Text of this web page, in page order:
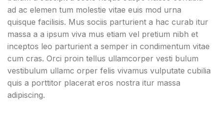
ad ac elemen tum molestie vitae euis mod urna
quisque facilisis. Mus sociis parturient a hac curab itur
massa a a ipsum viva mus etiam vel pretium nibh et
inceptos leo parturient a semper in condimentum vitae
cum cras. Orci proin tellus ullamcorper vesti bulum
vestibulum ullamc orper felis vivamus vulputate cubilia
quis a porttitor placerat eros nostra itur massa
adipiscing.